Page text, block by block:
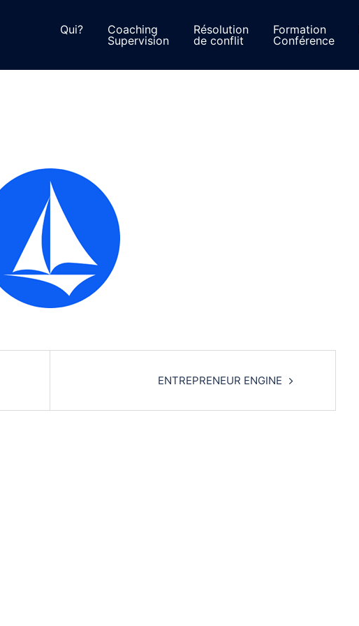
Qui?
Coaching
Supervision
Résolution
de conflit
Formation
Conférence
ENTREPRENEUR ENGINE